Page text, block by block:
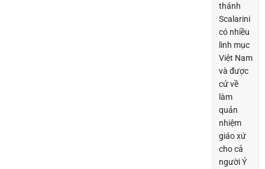
thánh
Scalarini
có nhiều
linh mục
Việt Nam
và được
cử về
làm
quản
nhiệm
giáo xứ
cho cả
người Ý